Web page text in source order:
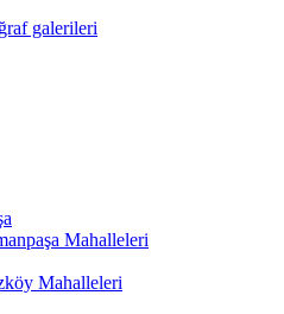
galerileri
Mahalleleri
Mahalleleri